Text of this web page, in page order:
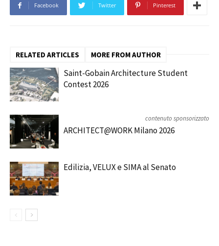
Facebook Twitter Pinterest
RELATED ARTICLES MORE FROM AUTHOR
Saint-Gobain Architecture Student
Contest 2026
contenuto sponsorizzato
ARCHITECT@WORK Milano 2026
Edilizia, VELUX e SIMA al Senato